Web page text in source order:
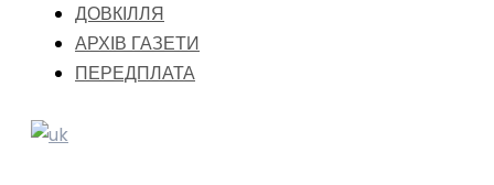
ДОВКІЛЛЯ
АРХІВ ГАЗЕТИ
ПЕРЕДПЛАТА